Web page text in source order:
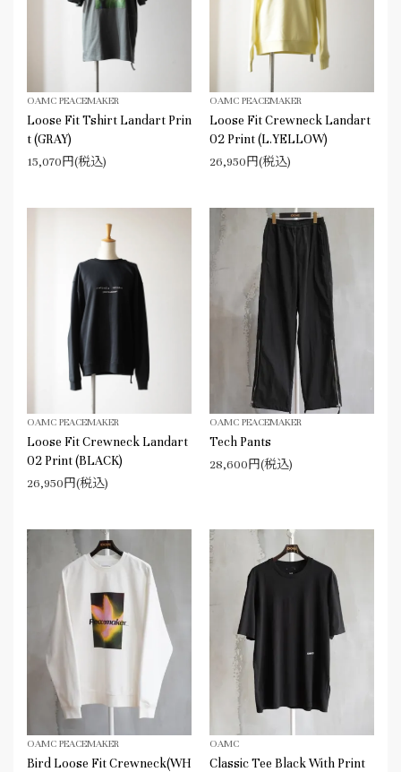
OAMC PEACEMAKER
Loose Fit Tshirt Landart Prin
t (GRAY)
15,070円(税込)
OAMC PEACEMAKER
Loose Fit Crewneck Landart
02 Print (L.YELLOW)
26,950円(税込)
OAMC PEACEMAKER
Loose Fit Crewneck Landart
02 Print (BLACK)
26,950円(税込)
OAMC PEACEMAKER
Tech Pants
28,600円(税込)
OAMC PEACEMAKER
Bird Loose Fit Crewneck(WH
OAMC
Classic Tee Black With Print